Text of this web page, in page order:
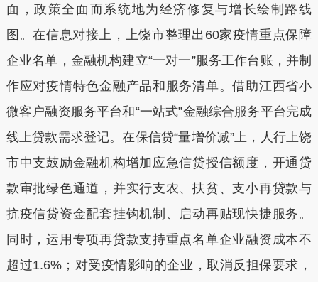
面，政策全面而系统地为经济修复与增长绘制路线
图。在信息对接上，上饶市整理出60家疫情重点保障
企业名单，金融机构建立“一对一”服务工作台账，并制
作应对疫情特色金融产品和服务清单。借助江西省小
微客户融资服务平台和“一站式”金融综合服务平台完成
线上贷款需求登记。在保信贷“量增价减”上，人行上饶
市中支鼓励金融机构增加应急信贷授信额度，开通贷
款审批绿色通道，并实行支农、扶贫、支小再贷款与
抗疫信贷资金配套挂钩机制、启动再贴现快捷服务。
同时，运用专项再贷款支持重点名单企业融资成本不
超过1.6%；对受疫情影响的企业，取消反担保要求，